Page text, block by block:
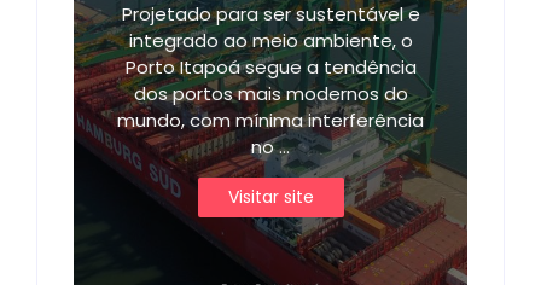
Projetado para ser sustentável e
integrado ao meio ambiente, o
Porto Itapoá segue a tendência
dos portos mais modernos do
mundo, com mínima interferência
no ...
Visitar site